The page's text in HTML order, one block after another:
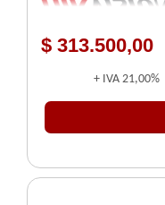
$ 313.500,00
+ IVA 21,00%